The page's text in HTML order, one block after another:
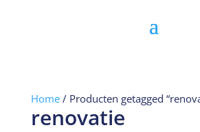
Home/ Producten getagged
renovatie